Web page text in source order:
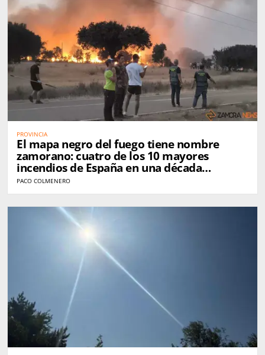
PROVINCIA
El mapa negro del fuego tiene nombre
zamorano: cuatro de los 10 mayores
incendios de España en una década
golpearon Zamora
PACO COLMENERO